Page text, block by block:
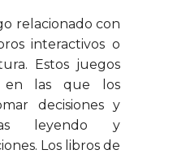
relacionado con
interactivos o
Estos juegos
en las que los
decisiones y
leyendo y
Los libros de